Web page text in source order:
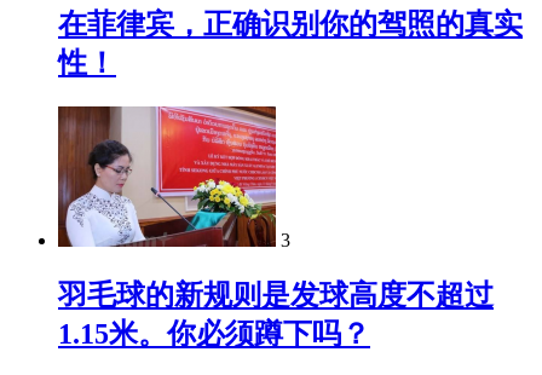
在菲律宾，正确识别你的驾照的真实
性！
3
羽毛球的新规则是发球高度不超过
1.15米。你必须蹲下吗？